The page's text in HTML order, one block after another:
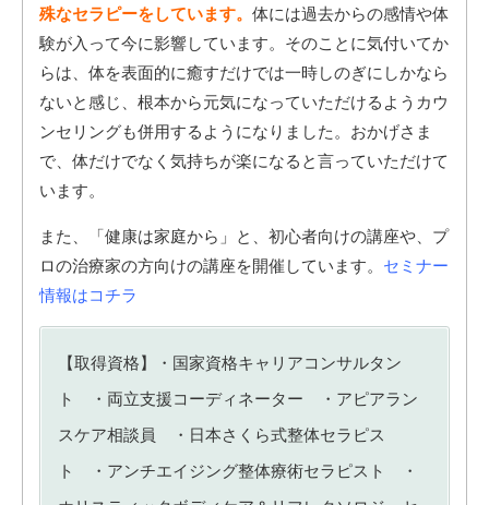
殊なセラピーをしています。 体には過去からの感情や体
験が入って今に影響しています。そのことに気付いてか
らは、 体を表面的に癒すだけでは一時しのぎにしかなら
ないと感じ、根本から元気になっていただけるようカウ
ンセリングも併用するようになりました。おかげさま
で、体だけでなく気持ちが楽になると言っていただけて
います。
また、「健康は家庭から」と、初心者向けの講座や、プ
ロの治療家の方向けの講座を開催しています。 セミナー
情報はコチラ
【取得資格】・国家資格キャリアコンサルタン
ト ・両立支援コーディネーター ・アピアラン
スケア相談員 ・日本さくら式整体セラピス
ト ・アンチエイジング整体療術セラピスト ・